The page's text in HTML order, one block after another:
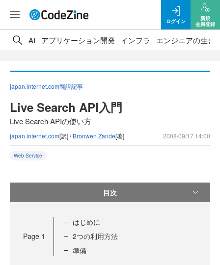
ログイン
新規
会員登録
AI アプリケーション開発 インフラ エンジニアの生き
japan.internet.com翻訳記事
Live Search API入門
Live Search APIの使い方
japan.internet.com[訳] /Bronwen Zande[著] 2008/09/17 14:00
Web Service
目次
Page 1
はじめに
2つの利用方法
準備